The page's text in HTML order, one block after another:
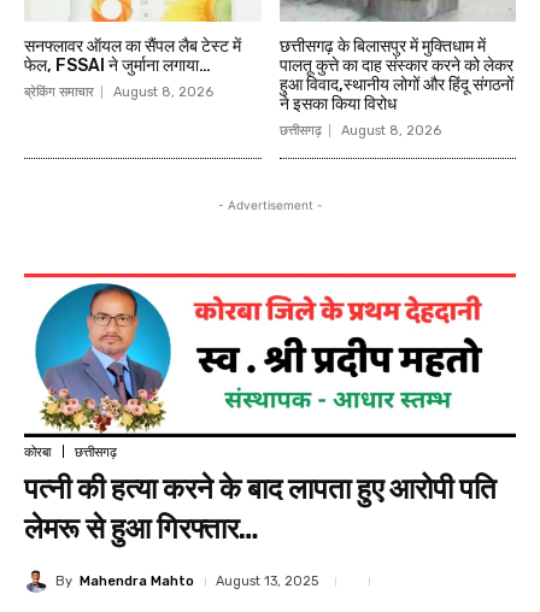
सनफ्लावर ऑयल का सैंपल लैब टेस्ट में
फेल, FSSAI ने जुर्माना लगाया…
ब्रेकिंग समाचार August 8, 2026
छत्तीसगढ़ के बिलासपुर में मुक्तिधाम में
पालतू कुत्ते का दाह संस्कार करने को लेकर
हुआ विवाद,स्थानीय लोगों और हिंदू संगठनों
ने इसका किया विरोध
छत्तीसगढ़ August 8, 2026
- Advertisement -